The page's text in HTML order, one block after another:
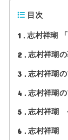
目次
1 志村祥瑚
2 志村祥瑚
3 志村祥瑚
4 志村祥瑚
5 志村祥瑚
6 志村祥瑚